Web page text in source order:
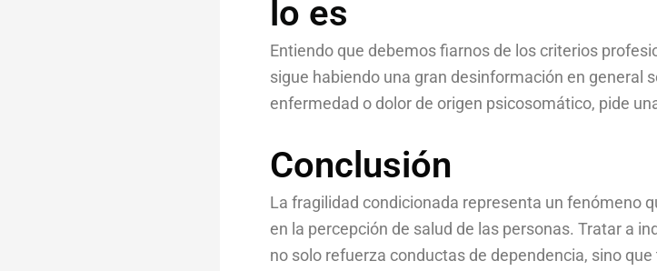
lo es
Entiendo que debemos fiarnos de los criterios
sigue habiendo una gran desinformación en general
enfermedad o dolor de origen psicosomático, pide
Conclusión
La fragilidad condicionada representa un fenómeno
en la percepción de salud de las personas. Tratar a
no solo refuerza conductas de dependencia, sino